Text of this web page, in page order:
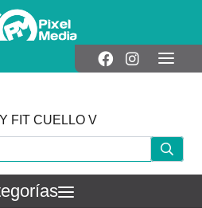
FIT CUELLO V